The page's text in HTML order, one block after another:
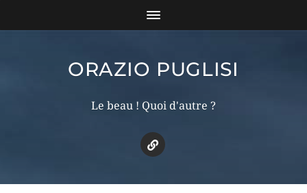
ORAZIO PUGLISI
Le beau ! Quoi d'autre ?